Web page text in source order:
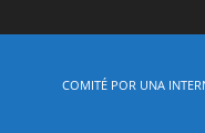
COMITÉ POR UNA